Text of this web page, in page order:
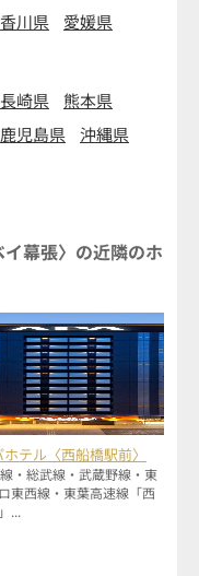
香川県
愛媛県
長崎県
熊本県
鹿児島県 沖縄県
幕張〉の近隣のホ
ホテル〈西船橋駅前〉
・総武線・武蔵野線・東
東西線・東葉高速線「西
...